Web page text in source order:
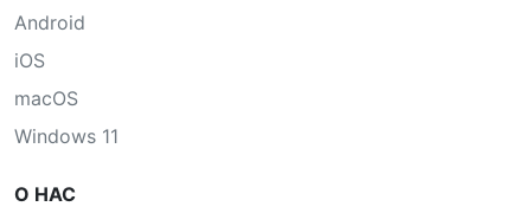
Android
iOS
macOS
Windows 11
О НАС